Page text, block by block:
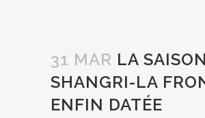
31 MAR LA
SHANGRI-LA
ENFIN DATÉE